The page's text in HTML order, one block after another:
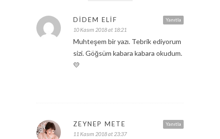
Yanıtla
DIDEM ELIF
10 Kasım 2018 at 18:21
Muhteşem bir yazı. Tebrik ediyorum
sizi. Göğsüm kabara kabara okudum.
💛
Yanıtla
ZEYNEP METE
11 Kasım 2018 at 23:37